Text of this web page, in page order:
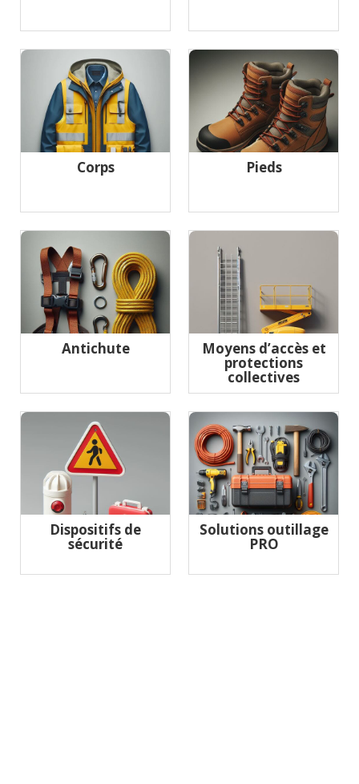
Corps Pieds
Antichute Moyens d’accès et
protections
collectives
Dispositifs de
sécurité
Solutions outillage
PRO